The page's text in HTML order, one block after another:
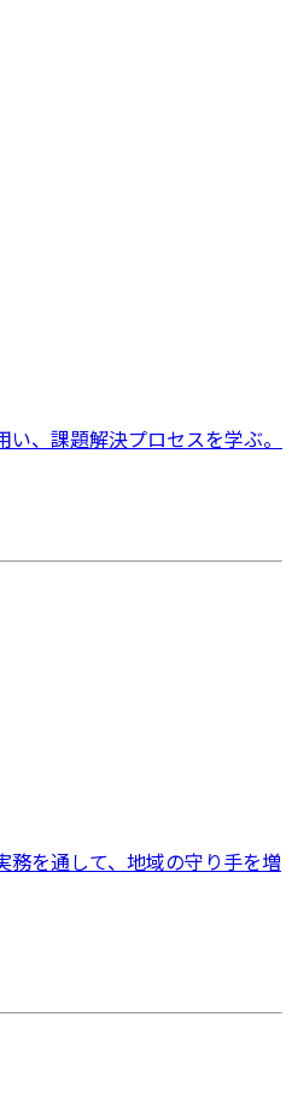
、課題解決プロセスを学ぶ。
務を通して、地域の守り手を増